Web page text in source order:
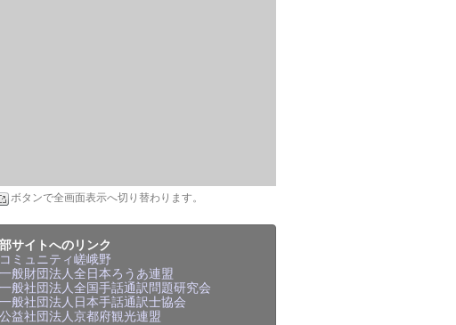
ボタンで全画面表示へ切り替わります。
サイトへのリンク
コミュニティ嵯峨野
一般財団法人全日本ろうあ連盟
一般社団法人全国手話通訳問題研究会
一般社団法人日本手話通訳士協会
公益社団法人京都府観光連盟